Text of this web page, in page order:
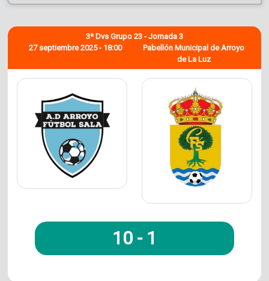
27 septiembre 2025 - 18:00
3ª Dvs Grupo 23 - Jornada 3
Pabellón Municipal de Arroyo
de La Luz
10- 1